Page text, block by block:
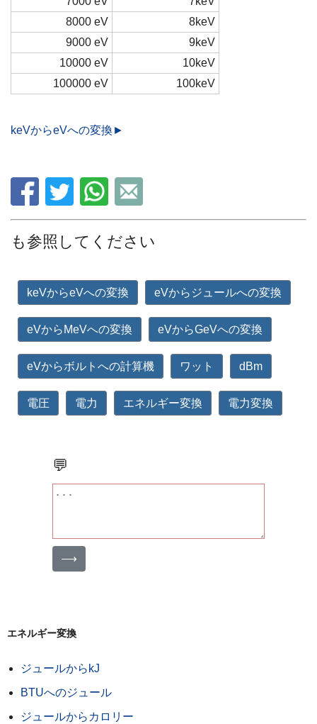
8000 eV
8keV
9000 eV
9keV
10000 eV
10keV
100000 eV
100keV
keVからeVへの変換►
も参照してください
keVからeVへの変換 eVからジュールへの変換
eVからMeVへの変換 eVからGeVへの変換
eVからボルトへの計算機 ワット dBm
電圧 電力 エネルギー変換 電力変換
💬
⟶
エネルギー変換
ジュールからkJ
BTUへのジュール
ジュールからカロリー